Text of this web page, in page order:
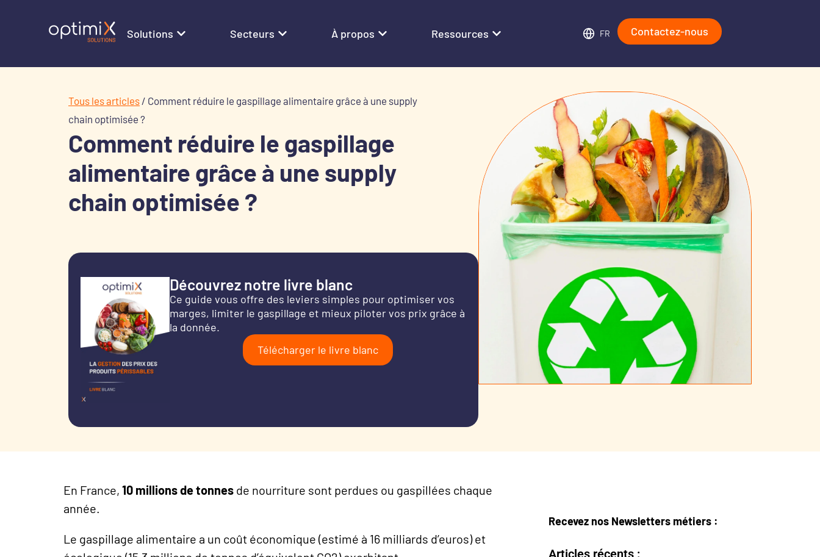
Solutions Secteurs À propos Ressources FR Contactez-nous
Tous les articles / Comment réduire le gaspillage alimentaire grâce à une supply
chain optimisée ?
Comment réduire le gaspillage
alimentaire grâce à une supply
chain optimisée ?
Découvrez notre livre blanc
Ce guide vous offre des leviers simples pour optimiser vos
marges, limiter le gaspillage et mieux piloter vos prix grâce à
la donnée.
Télécharger le livre blanc
En France, 10 millions de tonnes de nourriture sont perdues ou gaspillées chaque
année.
Le gaspillage alimentaire a un coût économique (estimé à 16 milliards d’euros) et
Recevez nos Newsletters métiers :